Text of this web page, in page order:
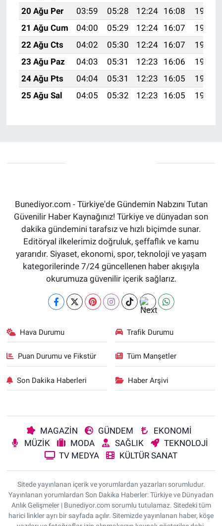
20 Ağu Per
03:59 05:28 12:24 16:08
19:10
21 Ağu Cum
04:00 05:29 12:24 16:07
19:09
22 Ağu Cts
04:02 05:30 12:24 16:07
19:08
23 Ağu Paz
04:03 05:31 12:23 16:06
19:06
24 Ağu Pts
04:04 05:31 12:23 16:05
19:05
25 Ağu Sal
04:05 05:32 12:23 16:05 19:03
Bunediyor.com - Türkiye'de Gündemin Nabzını Tutan
Güvenilir Haber Kaynağınız! Türkiye ve dünyadan son
dakika gündemini tarafsız ve hızlı biçimde sunar.
Editöryal ilkelerimiz doğruluk, şeffaflık ve kamu
yararıdır. Siyaset, ekonomi, spor, teknoloji ve yaşam
kategorilerinde 7/24 güncellenen haber akışıyla
okurumuza güvenilir içerik sağlarız.
Hava Durumu Trafik Durumu
Puan Durumu ve Fikstür Tüm Manşetler
Son Dakika Haberleri Haber Arşivi
MAGAZİN GÜNDEM
EKONOMİ
MÜZİK
MODA SAĞLIK
TEKNOLOJİ
TV MEDYA
KÜLTÜR SANAT
Sitede yayınlanan içerik ve yorumlardan yazarları sorumludur.
Yayınlanan yorumlardan Son Dakika Haberler: Türkiye ve Dünyadan
Anlık Gelişmeler | Bunediyor.com sorumlu tutulamaz. Sitedeki tüm
harici linkler ayrı bir sayfada açılır. Sitemizde yayınlanan haber, köşe